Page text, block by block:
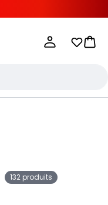
Mes
132 produits